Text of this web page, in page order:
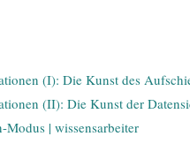
(I): Die Kunst des
(II): Die Kunst der
Modus | wissensarbeiter